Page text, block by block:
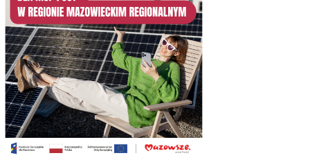
Rodo
Dokumenty
Rekrutujemy
Kontakt